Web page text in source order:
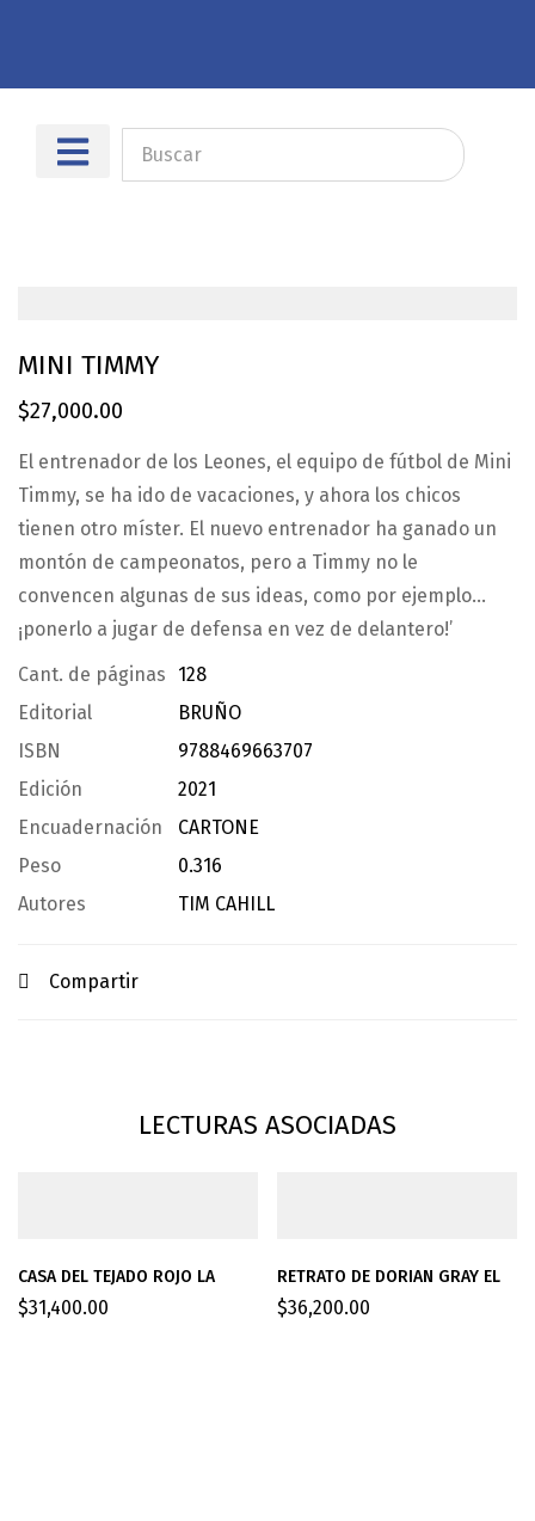
MINI TIMMY
$27,000.00
El entrenador de los Leones, el equipo de fútbol de Mini
Timmy, se ha ido de vacaciones, y ahora los chicos
tienen otro míster. El nuevo entrenador ha ganado un
montón de campeonatos, pero a Timmy no le
convencen algunas de sus ideas, como por ejemplo…
¡ponerlo a jugar de defensa en vez de delantero!’
Cant. de páginas
128
Editorial
BRUÑO
ISBN
9788469663707
Edición
2021
Encuadernación
CARTONE
Peso
0.316
Autores
TIM CAHILL
Compartir
LECTURAS ASOCIADAS
CASA DEL TEJADO ROJO LA
$31,400.00
RETRATO DE DORIAN GRAY EL
$36,200.00